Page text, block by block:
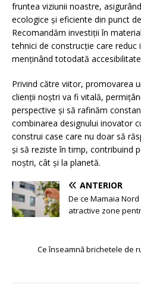
fruntea viziunii noastre,
ecologice și eficiente din punct
Recomandăm investiții în
tehnici de construcție care reduc
menținând totodată
Privind către viitor, promovarea
clienții noștri va fi vitală,
perspective și să rafinăm
combinarea designului inovator
construi case care nu doar să
și să reziste în timp, contribuind
noștri, cât și la planetă.
ANTERIOR
De ce Mamaia
atractive zone
Ce înseamnă brichetele de